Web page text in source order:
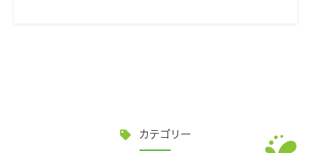
カテゴリー